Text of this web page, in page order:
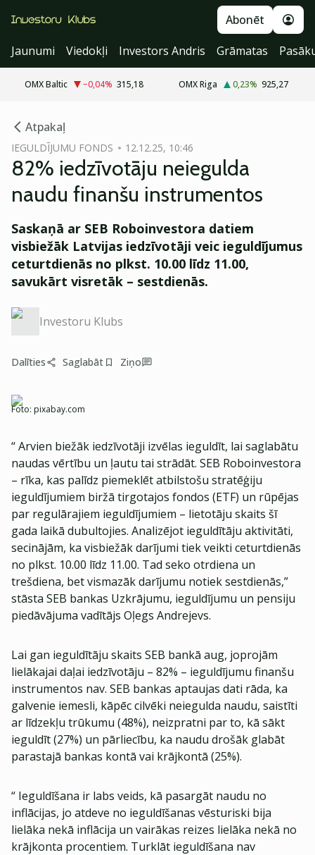
Abonēt
Jaunumi
Viedokļi Investors Andris Grāmatas
OMX Baltic −0,04% 315,18 OMX Riga 0,23% 925,27
Atpakaļ
IEGULDĪJUMU FONDS 12.12.25, 10:46
82% iedzīvotāju neiegulda
naudu finanšu instrumentos
Saskaņā ar SEB Roboinvestora datiem
visbiežāk Latvijas iedzīvotāji veic ieguldījumus
ceturtdienās no plkst. 10.00 līdz 11.00,
savukārt visretāk – sestdienās.
Investoru Klubs
Dalīties Saglabāt Ziņo
Foto: pixabay.com
“ Arvien biežāk iedzīvotāji izvēlas ieguldīt, lai saglabātu
naudas vērtību un ļautu tai strādāt. SEB Roboinvestora
– rīka, kas palīdz piemeklēt atbilstošu stratēģiju
ieguldījumiem biržā tirgotajos fondos (ETF) un rūpējas
par regulārajiem ieguldījumiem – lietotāju skaits šī
gada laikā dubultojies. Analizējot ieguldītāju aktivitāti,
secinājām, ka visbiežāk darījumi tiek veikti ceturtdienās
no plkst. 10.00 līdz 11.00. Tad seko otrdiena un
trešdiena, bet vismazāk darījumu notiek sestdienās,”
stāsta SEB bankas Uzkrājumu, ieguldījumu un pensiju
piedāvājuma vadītājs Oļegs Andrejevs.
Lai gan ieguldītāju skaits SEB bankā aug, joprojām
lielākajai daļai iedzīvotāju – 82% – ieguldījumu finanšu
instrumentos nav. SEB bankas aptaujas dati rāda, ka
galvenie iemesli, kāpēc cilvēki neiegulda naudu, saistīti
ar līdzekļu trūkumu (48%), neizpratni par to, kā sākt
ieguldīt (27%) un pārliecību, ka naudu drošāk glabāt
parastajā bankas kontā vai krājkontā (25%).
“ Ieguldīšana ir labs veids, kā pasargāt naudu no
inflācijas, jo atdeve no ieguldīšanas vēsturiski bija
lielāka nekā inflācija un vairākas reizes lielāka nekā no
krājkonta procentiem. Turklāt ieguldīšana nav